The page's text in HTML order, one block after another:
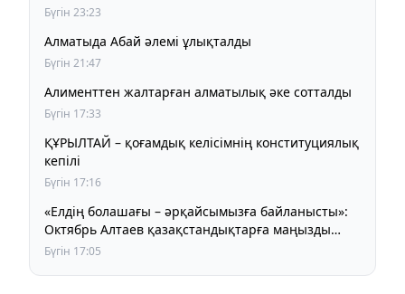
Бүгін 23:23
Алматыда Абай әлемі ұлықталды
Бүгін 21:47
Алименттен жалтарған алматылық әке сотталды
Бүгін 17:33
ҚҰРЫЛТАЙ – қоғамдық келісімнің конституциялық
кепілі
Бүгін 17:16
«Елдің болашағы – әрқайсымызға байланысты»:
Октябрь Алтаев қазақстандықтарға маңызды
үндеу жасады
Бүгін 17:05